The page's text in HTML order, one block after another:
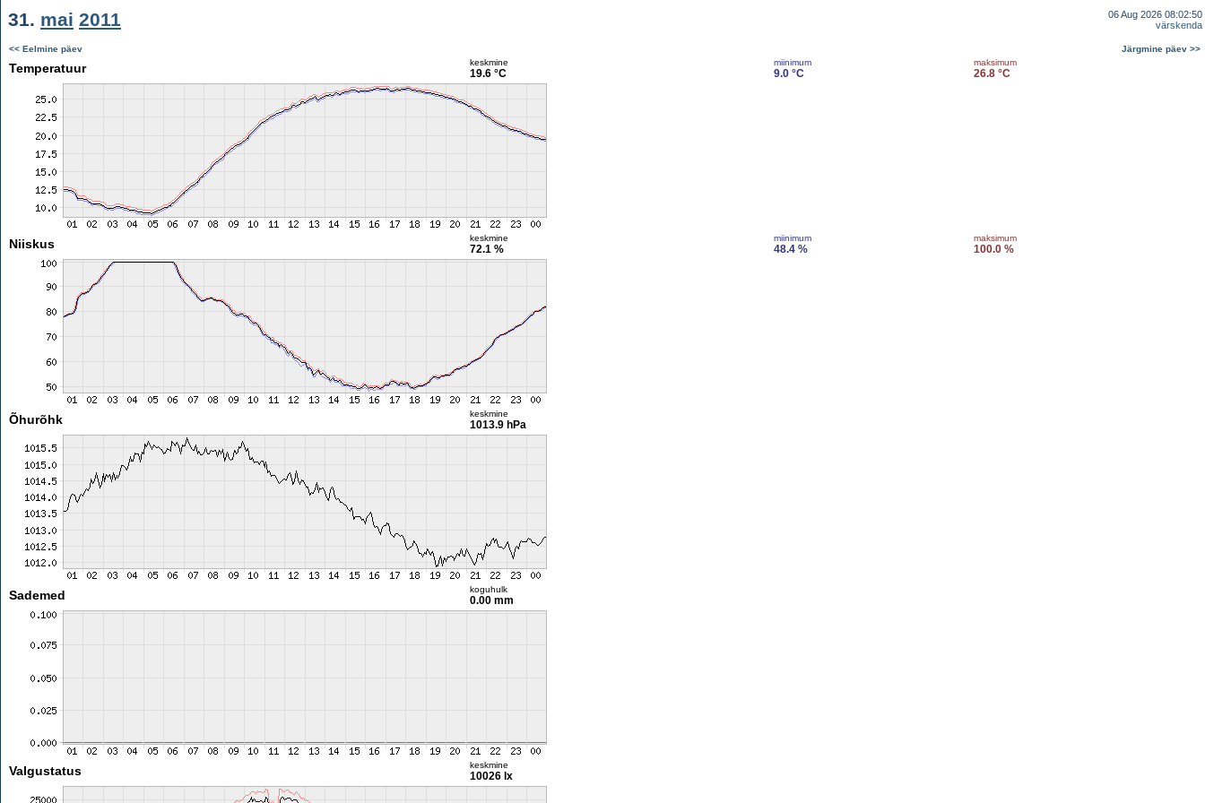
31. mai 2011
06 Aug 2026 08:02:50
värskenda
<< Eelmine päev Järgmine päev >>
Temperatuur keskmine
19.6 °C
miinimum
9.0 °C
maksimum
26.8 °C
Niiskus keskmine
72.1 %
miinimum
48.4 %
maksimum
100.0 %
Õhurõhk keskmine
1013.9 hPa
Sademed koguhulk
0.00 mm
Valgustatus keskmine
10026 lx